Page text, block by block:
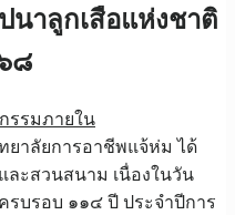
นาลูกเสือแห่งชาติ
๘
รรมภายใน
าลัยการอาชีพแจ้ห่ม ได้
ะสวนสนาม เนื่องในวัน
รบรอบ ๑๑๔ ปี ประจำปีการ